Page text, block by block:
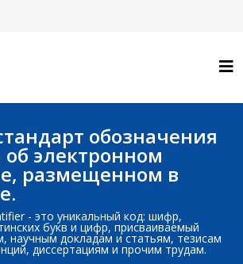
обозначения
электронном
размещенном в
- это уникальный код: шифр,
букв и цифр, присваиваемый
научным докладам и статьям, тезисам
диссертациям и прочим трудам.